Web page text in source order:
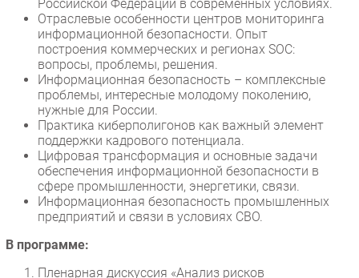
Новости
Аналитика
Интервью
Мероприятия
Проекты
IT класс
Тестовый стенд
Каталог компаний
Российской Федерации в современных условиях.
Отраслевые особенности центров мониторинга
информационной безопасности. Опыт
построения коммерческих и регионах SOC:
вопросы, проблемы, решения.
Информационная безопасность – комплексные
проблемы, интересные молодому поколению,
нужные для России.
Практика киберполигонов как важный элемент
поддержки кадрового потенциала.
Цифровая трансформация и основные задачи
обеспечения информационной безопасности в
сфере промышленности, энергетики, связи.
Информационная безопасность промышленных
предприятий и связи в условиях СВО.
В программе:
Пленарная дискуссия «Анализ рисков